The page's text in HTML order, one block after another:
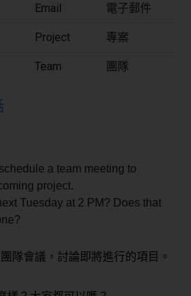
Email 電子郵件
Project 專案
Team 團隊
a team meeting to
project.
Tuesday at 2 PM? Does that
隊會議，討論即將進行的項目。